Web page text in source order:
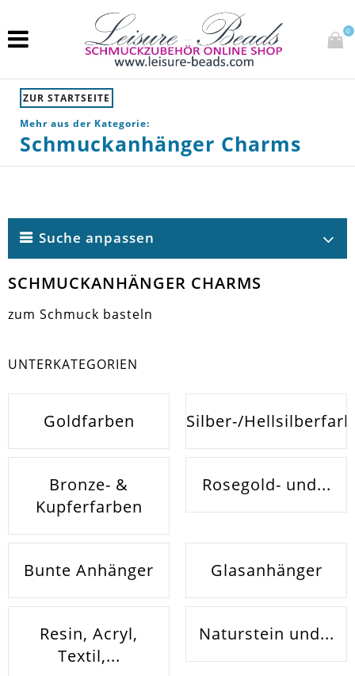
0
ZUR STARTSEITE
Mehr aus der Kategorie:
Schmuckanhänger Charms
Suche anpassen
SCHMUCKANHÄNGER CHARMS
zum Schmuck basteln
UNTERKATEGORIEN
Goldfarben Silber-/
Bronze- &
Kupferfarben
Rosegold- und...
Bunte Anhänger Glasanhänger
Resin, Acryl,
Textil,...
Naturstein und...